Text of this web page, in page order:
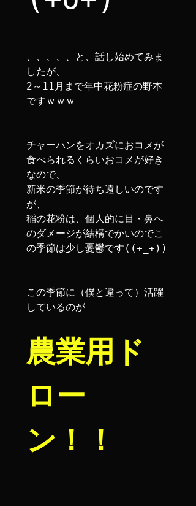
、、、、、と、話し始めてみま
したが、
2～11月まで年中花粉症の野本
ですｗｗｗ
チャーハンをオカズにおコメが
食べられるくらいおコメが好き
なので、
新米の季節が待ち遠しいのです
が、
稲の花粉は、個人的に目・鼻へ
のダメージが結構でかいのでこ
の季節は少し憂鬱です((+_+))
この季節に（僕と違って）活躍
しているのが
農業用ド
ロー
ン！！